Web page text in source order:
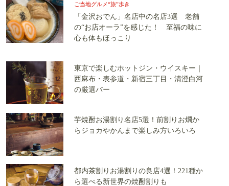
ご当地グルメ“旅”歩き
「金沢おでん」名店中の名店3選 老舗
の“お店オーラ”を感じた！ 至福の味に
心も体もほっこり
東京で楽しむホットジン・ウイスキー｜
西麻布・表参道・新宿三丁目・清澄白河
の厳選バー
芋焼酎お湯割り名店5選！前割りお燗か
らジョカやかんまで楽しみ方いろいろ
都内茶割りお湯割りの良店4選！221種か
ら選べる新世界の焼酎割りも